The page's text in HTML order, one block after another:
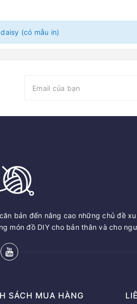
(có mẫu in)
bản đến nâng cao những chủ đề
món đồ DIY cho bản thân và cho
SÁCH MUA HÀNG